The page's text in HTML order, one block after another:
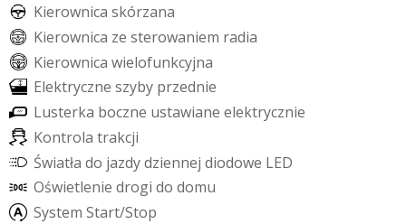
Kierownica skórzana
Kierownica ze sterowaniem radia
Kierownica wielofunkcyjna
Elektryczne szyby przednie
Lusterka boczne ustawiane elektrycznie
Kontrola trakcji
Światła do jazdydziennej diodowe LED
Oświetlenie drogi do domu
System Start/Stop